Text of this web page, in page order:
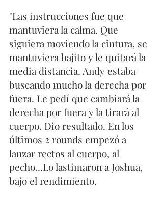
"Las instrucciones fue que
mantuviera la calma. Que
siguiera moviendo la cintura, se
mantuviera bajito y le quitará la
media distancia. Andy estaba
buscando mucho la derecha por
fuera. Le pedí que cambiará la
derecha por fuera y la tirará al
cuerpo. Dio resultado. En los
últimos 2 rounds empezó a
lanzar rectos al cuerpo, al
pecho...Lo lastimaron a Joshua,
bajo el rendimiento.